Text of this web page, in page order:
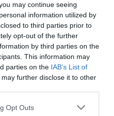
may continue seeing
information utilized by
to third parties prior to
opt-out of the further
by third parties on the
This information may
parties on the IAB’s List of
may further disclose it to other
Opt Outs
A. Pacinotti, 20 (Firenze)
2 stelle di Firenze situato in un quartiere
Gestito diretta..."
Fratelli Rosselli, 22 (Como)
centro di Como, vicino al Lago e a breve
interesse della cit..."
- Località Monte Maccione - Via